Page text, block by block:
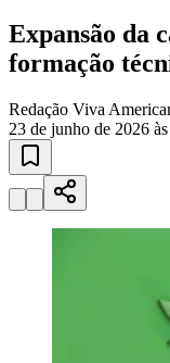
Eleições
Segurança
Saúde
Meio Ambiente
Obras
Bairros de Americana
CentroJardim Girassol
NamoradosJardim São
Anuncie no
Guia de
Expansão da
formação
Redação Viva
23 de junho de 2026